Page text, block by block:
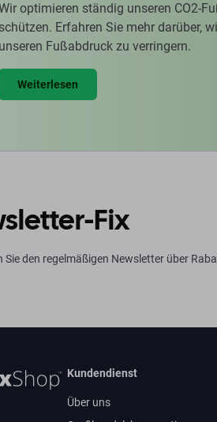
optimieren ständig unseren CO2-
schützen. Erfahren Sie mehr darüber,
unseren Fußabdruck zu verringern.
Weiterlesen
Fix
Sie den regelmäßigen Newsletter über
Kundendienst
Über uns